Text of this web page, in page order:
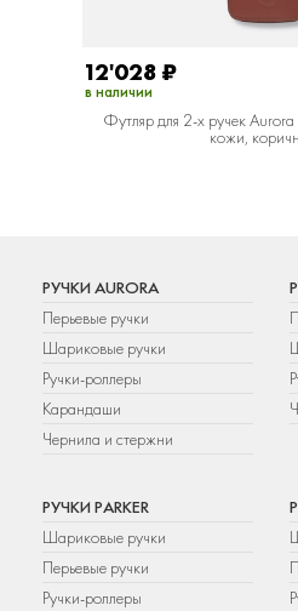
12'028 ₽
в наличии
Футляр для 2-х ручек Aurora
кожи,
РУЧКИ AURORA
Перьевые ручки
Шариковые ручки
Ручки-роллеры
Карандаши
Чернила и стержни
РУЧКИ PARKER
Шариковые ручки
Перьевые ручки
Ручки-роллеры